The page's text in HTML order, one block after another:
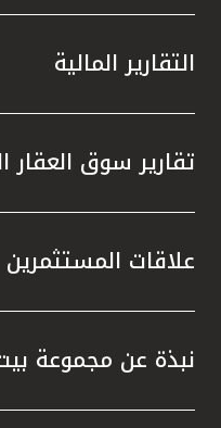
التقارير المالية
تقارير سوق العقار
علاقات المستثمرين
نبذة عن مجموعة